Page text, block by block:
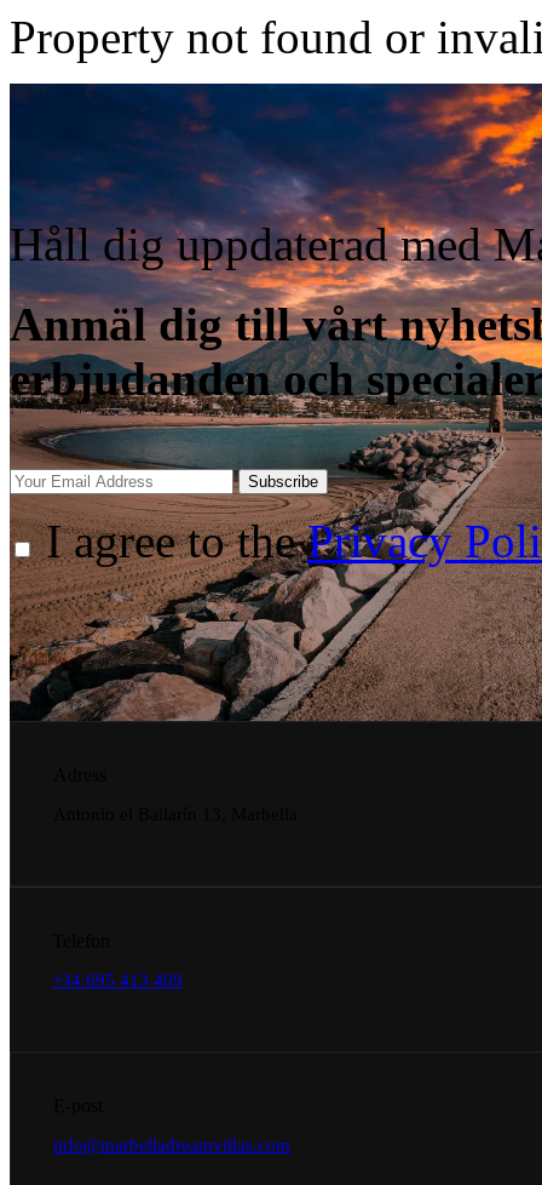
Property not found or
Håll dig uppdaterad med
Anmäl dig till vårt
erbjudanden och
Subscribe
I agree to thePrivacy
+34 695 413 409
info@marbelladreamvillas.com